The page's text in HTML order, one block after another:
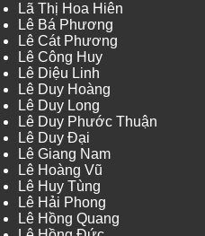
Lã Thị Hoa Hiên
Lê Bá Phương
Lê Cát Phương
Lê Công Huy
Lê Diệu Linh
Lê Duy Hoàng
Lê Duy Long
Lê Duy Phước Thuận
Lê Duy Đại
Lê Giang Nam
Lê Hoàng Vũ
Lê Huy Tùng
Lê Hải Phong
Lê Hồng Quang